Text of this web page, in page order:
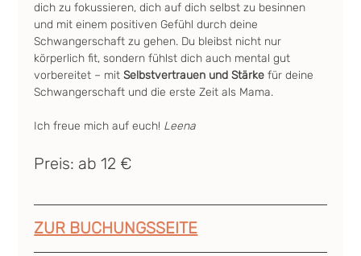
dich zu fokussieren, dich auf dich selbst zu besinnen
und mit einem positiven Gefühl durch deine
Schwangerschaft zu gehen. Du bleibst nicht nur
körperlich fit, sondern fühlst dich auch mental gut
vorbereitet – mit Selbstvertrauen und Stärke für deine
Schwangerschaft und die erste Zeit als Mama.
Ich freue mich auf euch! Leena
Preis: ab 12 €
ZUR BUCHUNGSSEITE